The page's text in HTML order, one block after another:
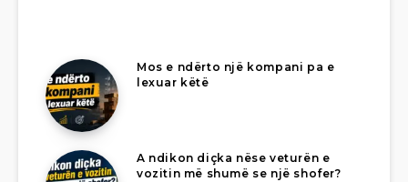
Mos e ndërto një kompani pa e
lexuar këtë
A ndikon diçka nëse veturën e
vozitin më shumë se një shofer?